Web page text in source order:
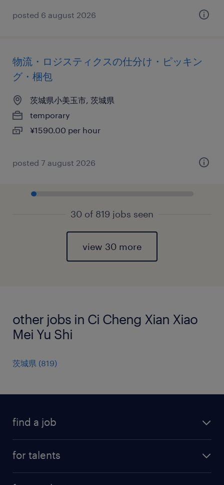
posted 6 august 2026
物流・ロジスティクスの仕分け・ピッキン
グ・梱包
茨城県小美玉市, 茨城県
temporary
¥1590.00 per hour
posted 7 august 2026
30 of 819 jobs seen
view 30 more
other jobs in Ci Cheng Xian Xiao
Mei Yu Shi
茨城県 (819)
find a job
for talents